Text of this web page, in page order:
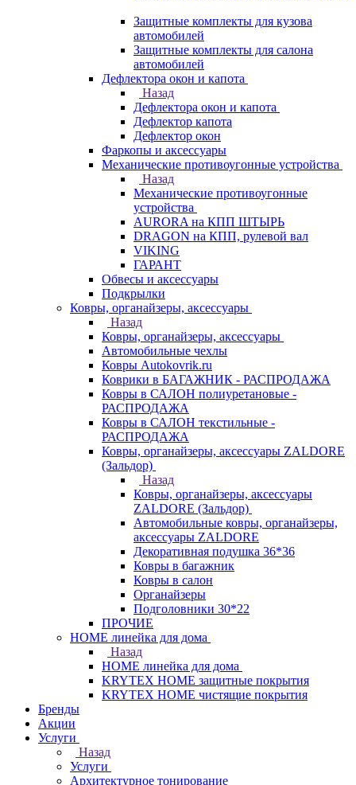
Защитные комплекты для кузова
автомобилей
Защитные комплекты для салона
автомобилей
Дефлектора окон и капота
Назад
Дефлектора окон и капота
Дефлектор капота
Дефлектор окон
Фаркопы и аксессуары
Механические противоугонные устройства
Назад
Механические противоугонные
устройства
AURORA на КПП ШТЫРЬ
DRAGON на КПП, рулевой вал
VIKING
ГАРАНТ
Обвесы и аксессуары
Подкрылки
Ковры, органайзеры, аксессуары
Назад
Ковры, органайзеры, аксессуары
Автомобильные чехлы
Ковры Autokovrik.ru
Коврики в БАГАЖНИК - РАСПРОДАЖА
Ковры в САЛОН полиуретановые -
РАСПРОДАЖА
Ковры в САЛОН текстильные -
РАСПРОДАЖА
Ковры, органайзеры, аксессуары ZALDORE
(Зальдор)
Назад
Ковры, органайзеры, аксессуары
ZALDORE (Зальдор)
Автомобильные ковры, органайзеры,
аксессуары ZALDORE
Декоративная подушка 36*36
Ковры в багажник
Ковры в салон
Органайзеры
Подголовники 30*22
ПРОЧИЕ
HOME линейка для дома
Назад
HOME линейка для дома
KRYTEX HOME защитные покрытия
KRYTEX HOME чистящие покрытия
Бренды
Акции
Услуги
Назад
Услуги
Архитектурное тонирование